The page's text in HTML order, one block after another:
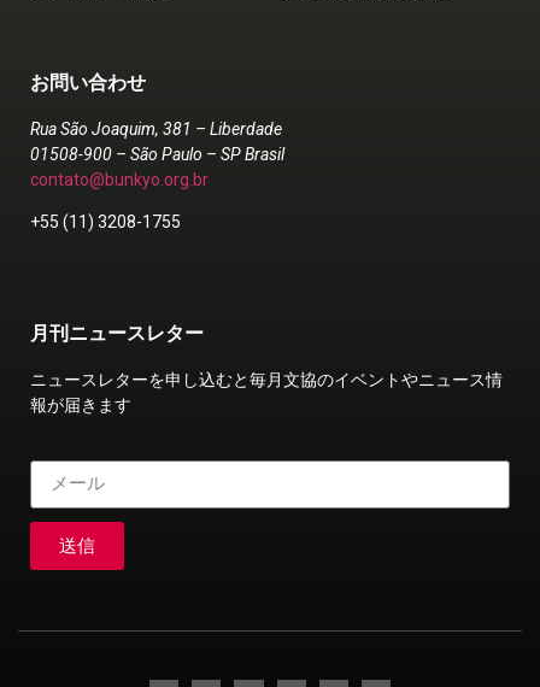
お問い合わせ
Rua São Joaquim, 381 – Liberdade
01508-900 – São Paulo – SP Brasil
contato@bunkyo.org.br
+55 (11) 3208-1755
月刊ニュースレター
ニュースレターを申し込むと毎月文協のイベントやニュース情
報が届きます
送信